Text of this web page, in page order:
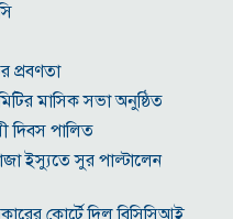
প্রবণতা
মাসিক সভা অনুষ্ঠিত
দিবস পালিত
ইস্যুতে সুর পাল্টালেন